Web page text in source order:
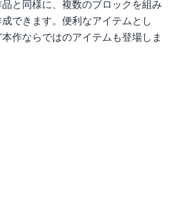
と同様に、複数のブロックを組み
できます。便利なアイテムとし
作ならではのアイテムも登場しま